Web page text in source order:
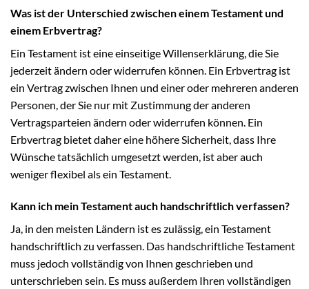
Was ist der Unterschied zwischen einem Testament und
einem Erbvertrag?
Ein Testament ist eine einseitige Willenserklärung, die Sie
jederzeit ändern oder widerrufen können. Ein Erbvertrag ist
ein Vertrag zwischen Ihnen und einer oder mehreren anderen
Personen, der Sie nur mit Zustimmung der anderen
Vertragsparteien ändern oder widerrufen können. Ein
Erbvertrag bietet daher eine höhere Sicherheit, dass Ihre
Wünsche tatsächlich umgesetzt werden, ist aber auch
weniger flexibel als ein Testament.
Kann ich mein Testament auch handschriftlich verfassen?
Ja, in den meisten Ländern ist es zulässig, ein Testament
handschriftlich zu verfassen. Das handschriftliche Testament
muss jedoch vollständig von Ihnen geschrieben und
unterschrieben sein. Es muss außerdem Ihren vollständigen